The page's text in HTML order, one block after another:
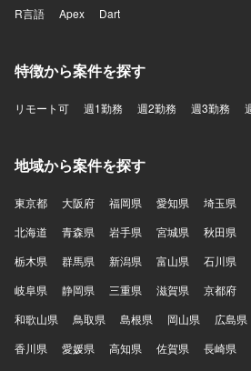
R言語
Apex Dart
特徴から案件を探す
リモート可 週1勤務 週2勤務 週3勤務
地域から案件を探す
東京都 大阪府 福岡県 愛知県 埼玉県
北海道
青森県 岩手県 宮城県 秋田県
栃木県
群馬県 新潟県 富山県 石川県
岐阜県
静岡県 三重県 滋賀県 京都府
和歌山県
鳥取県 島根県 岡山県 広島県
香川県
愛媛県 高知県 佐賀県 長崎県